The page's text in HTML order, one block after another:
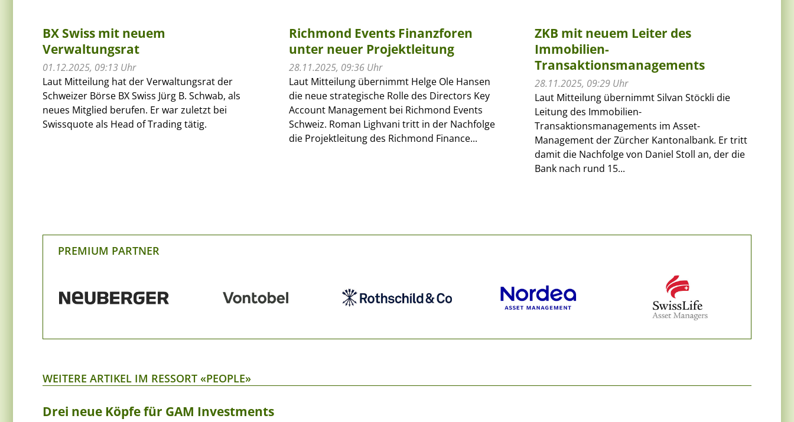
BX Swiss mit neuem
Verwaltungsrat
01.12.2025, 09:13 Uhr
Laut Mitteilung hat der Verwaltungsrat der
Schweizer Börse BX Swiss Jürg B. Schwab, als
neues Mitglied berufen. Er war zuletzt bei
Swissquote als Head of Trading tätig.
Richmond Events Finanzforen
unter neuer Projektleitung
28.11.2025, 09:36 Uhr
Laut Mitteilung übernimmt Helge Ole Hansen
die neue strategische Rolle des Directors Key
Account Management bei Richmond Events
Schweiz. Roman Lighvani tritt in der Nachfolge
die Projektleitung des Richmond Finance...
ZKB mit neuem Leiter des
Immobilien-
Transaktionsmanagements
28.11.2025, 09:29 Uhr
Laut Mitteilung übernimmt Silvan Stöckli die
Leitung des Immobilien-
Transaktionsmanagements im Asset-
Management der Zürcher Kantonalbank. Er tritt
damit die Nachfolge von Daniel Stoll an, der die
Bank nach rund 15...
PREMIUM PARTNER
WEITERE ARTIKEL IM RESSORT «PEOPLE»
Drei neue Köpfe für GAM Investments